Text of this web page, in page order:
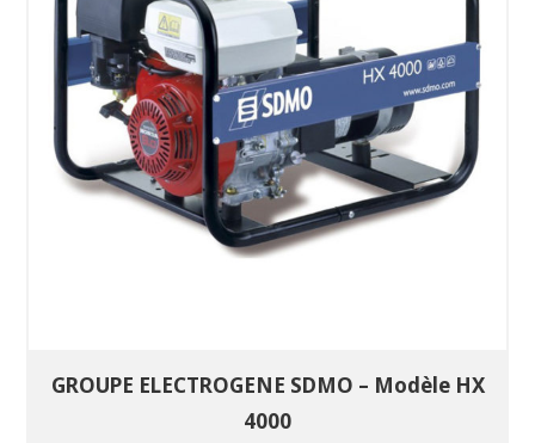
SÉLECTIONNEZ LES DATES
VOIR LE PRODUIT
GROUPE ELECTROGENE SDMO – Modèle HX
4000